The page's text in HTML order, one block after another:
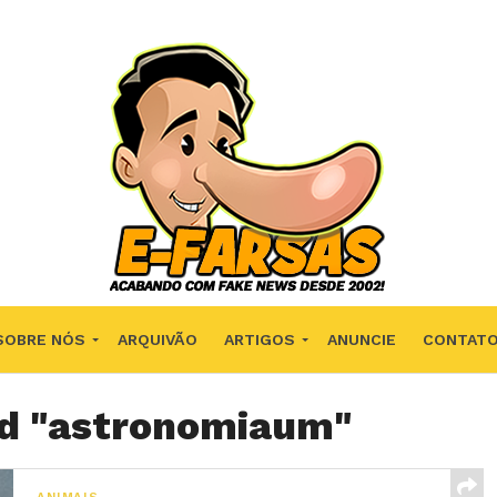
NÓS ARQUIVÃO ARTIGOS ANUNCIE CONTATO
"astronomiaum"